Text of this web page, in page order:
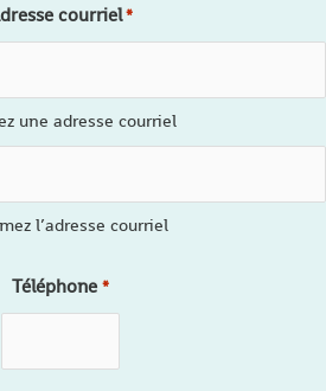
courriel*
une adresse courriel
l’adresse courriel
Téléphone *